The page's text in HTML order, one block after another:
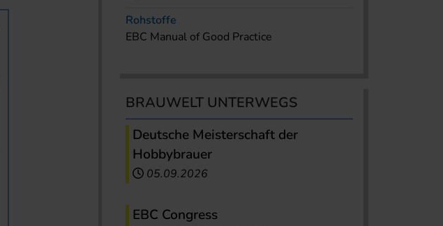
Rohstoffe
EBC Manual of Good Practice
BRAUWELT UNTERWEGS
Deutsche Meisterschaft der
Hobbybrauer
05.09.2026
EBC Congress